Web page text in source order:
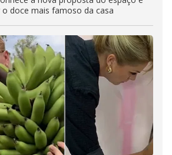
doce mais famoso da casa